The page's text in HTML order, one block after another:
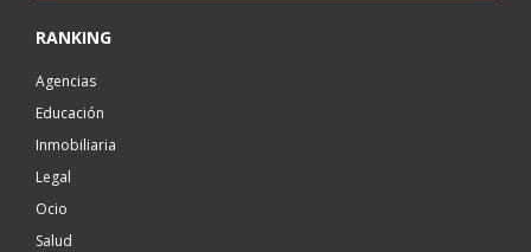
RANKING
Agencias
Educación
Inmobiliaria
Legal
Ocio
Salud